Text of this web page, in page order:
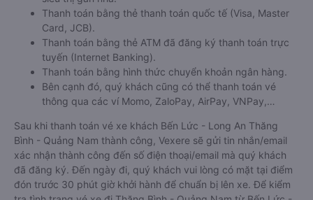
Lức - Long An nào của quý khách tại trang web Vexere.com
đều được Vexere cam kết giải quyết sự cố. Chính sách tặng
coupon giảm giá hoặc hoàn tiền sẽ tùy theo từng trường hợp
sự việc.
Hướng dẫn đặt vé tại Vexere.com:
Bước 1: Truy cập vào website Vexere hoặc tải app Vexere trên
CH Play hoặc App Store.
Bước 2: Chọn điểm đi, điểm đến, ngày đi, sau đó chọn “TÌM
VÉ XE”.
Bước 3: Chọn hãng xe khách đi Thăng Bình - Quảng Nam từ
Bến Lức - Long An, giờ khởi hành phù hợp. Bấm chọn vào
khung giờ quý khách muốn đi để tiến hành đặt vé.
Bước 4: Chọn vị trí/giường ghế, điểm đón, điểm trả và nhập